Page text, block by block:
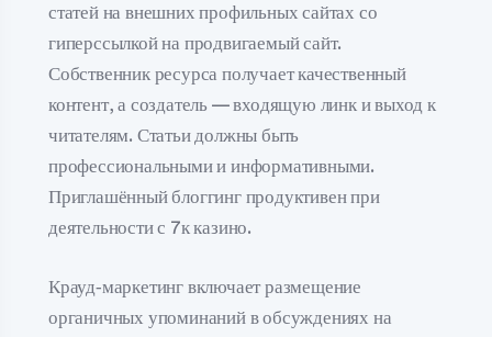
статей на внешних профильных сайтах со
гиперссылкой на продвигаемый сайт.
Собственник ресурса получает качественный
контент, а создатель — входящую линк и выход к
читателям. Статьи должны быть
профессиональными и информативными.
Приглашённый блоггинг продуктивен при
деятельности с 7к казино.
Крауд‑маркетинг включает размещение
органичных упоминаний в обсуждениях на